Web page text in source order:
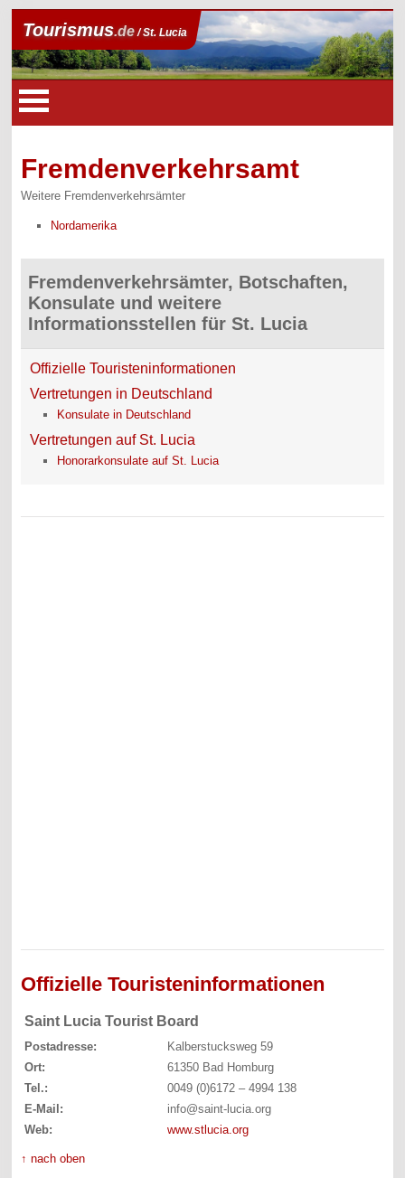
Tourismus.de/ St. Lucia
Fremdenverkehrsamt
Weitere Fremdenverkehrsämter
Nordamerika
Fremdenverkehrsämter, Botschaften,
Konsulate und weitere
Informationsstellen für St. Lucia
Offizielle Touristeninformationen
Vertretungen in Deutschland
Konsulate in Deutschland
Vertretungen auf St. Lucia
Honorarkonsulate auf St. Lucia
Offizielle Touristeninformationen
Saint Lucia Tourist Board
Postadresse:
Kalberstucksweg 59
Ort:
61350 Bad Homburg
Tel.:
0049 (0)6172 – 4994 138
E-Mail:
info@saint-lucia.org
Web:
www.stlucia.org
↑ nach oben